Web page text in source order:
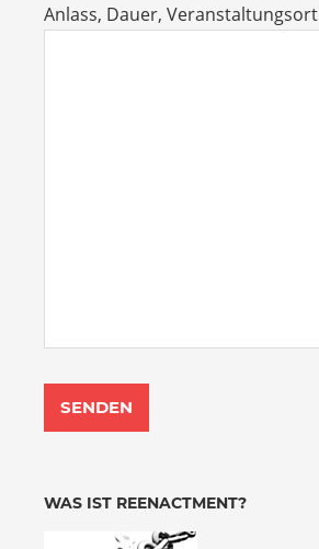
Anlass, Dauer, Veranstaltungsort
WAS IST REENACTMENT?